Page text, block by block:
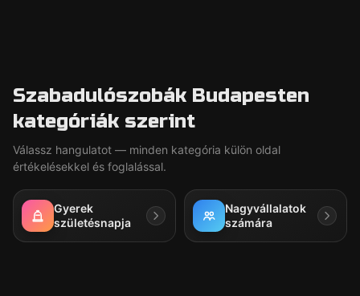
Szabadulószobák Budapesten
kategóriák szerint
Válassz hangulatot — minden kategória külön oldal
értékelésekkel és foglalással.
Gyerek
születésnapja
Nagyvállalatok
számára